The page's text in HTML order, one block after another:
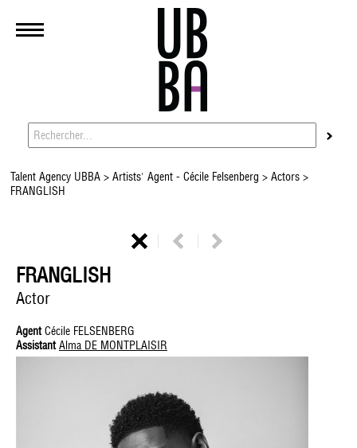
Talent Agency UBBA>Artists' Agent - Cécile Felsenberg > Actors>
FRANGLISH
FRANGLISH
Actor
AgentCécile FELSENBERG
AssistantAlma DE MONTPLAISIR